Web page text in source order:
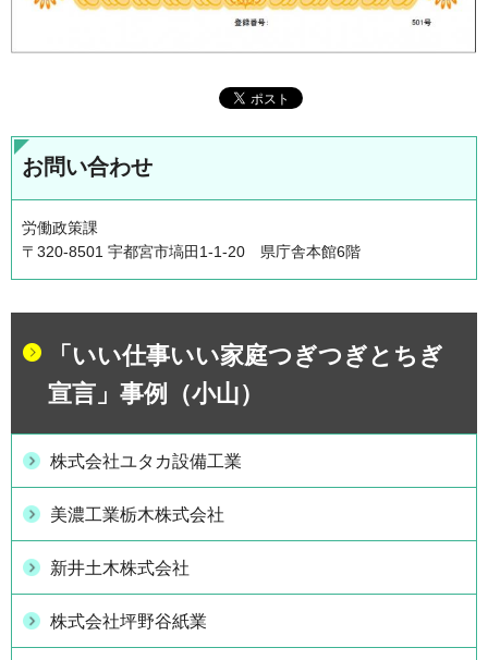
お問い合わせ
労働政策課
〒320-8501 宇都宮市塙田1-1-20 県庁舎本館6階
「いい仕事いい家庭つぎつぎとちぎ
宣言」事例（小山）
株式会社ユタカ設備工業
美濃工業栃木株式会社
新井土木株式会社
株式会社坪野谷紙業